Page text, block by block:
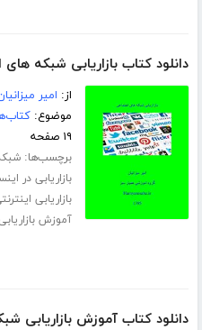
دانلود کتاب بازاریابی شبکه
از: امیر
موضوع:
۱۹ صفحه
برچسب‌ها:
بازاریابی در
بازاریابی
آموزش
دانلود کتاب آموزش بازاریابی